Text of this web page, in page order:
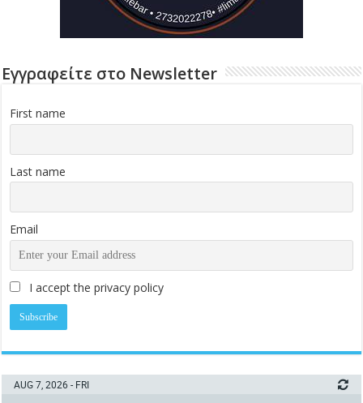
Εγγραφείτε στο Newsletter
First name
Last name
Email
I accept the privacy policy
AUG 7, 2026 - FRI